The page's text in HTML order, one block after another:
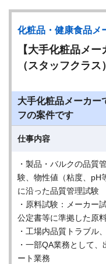
化粧品・健康食品メ
【大手化粧品メ
（スタッフクラス）
大手化粧品メーカー
フの案件です
仕事内容
・製品・バルクの品質
験、物性値（粘度、pH
に沿った品質管理試験
・原料試験：メーカー
公定書等に準拠した原
・工場内品質トラブル
・一部QA業務として
ート業務